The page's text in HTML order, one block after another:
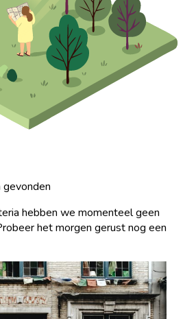
hebben we momenteel geen
het morgen gerust nog een